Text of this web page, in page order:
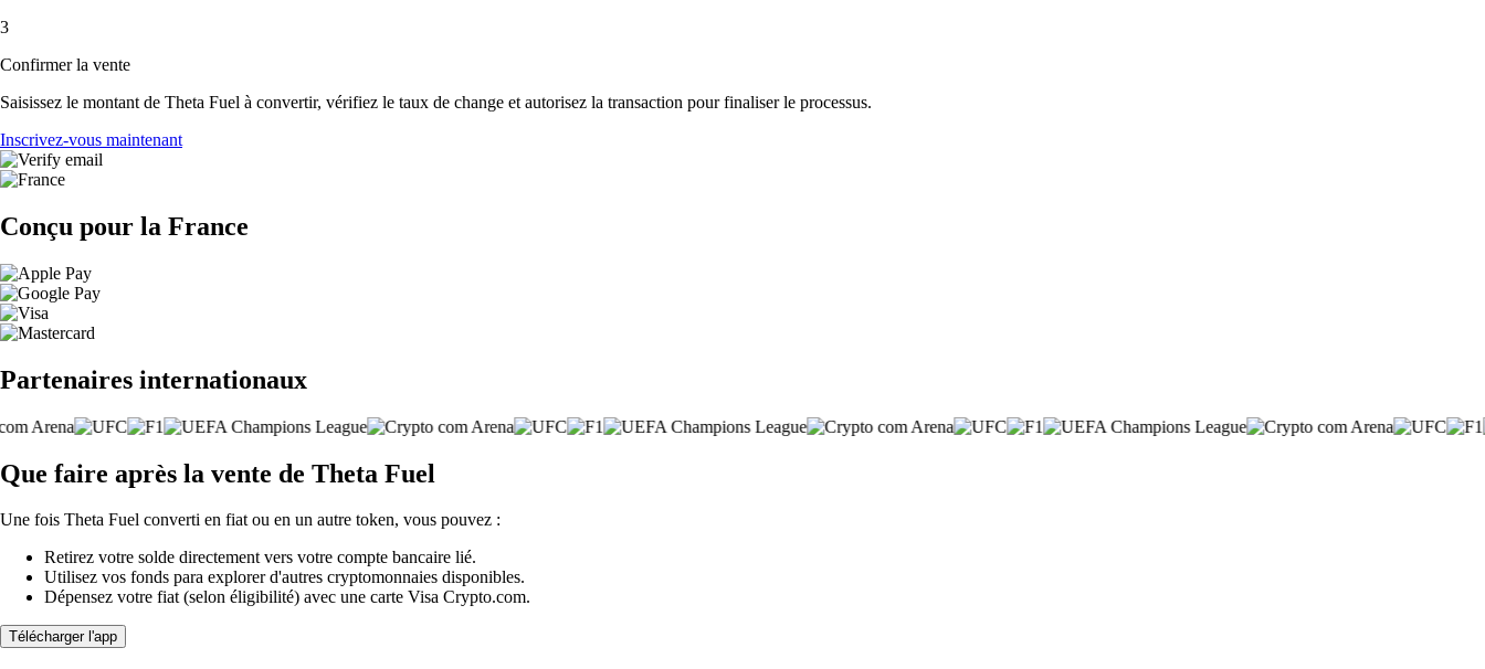
3
Confirmer la vente
Saisissez le montant de Theta Fuel à convertir, vérifiez le taux de change et autorisez la transaction pour finaliser le processus.
Inscrivez-vous maintenant
Conçu pour la France
Partenaires internationaux
Que faire après la vente de Theta Fuel
Une fois Theta Fuel converti en fiat ou en un autre token, vous pouvez :
Retirez votre solde directement vers votre compte bancaire lié.
Utilisez vos fonds para explorer d'autres cryptomonnaies disponibles.
Dépensez votre fiat (selon éligibilité) avec une carte Visa Crypto.com.
Télécharger l'app